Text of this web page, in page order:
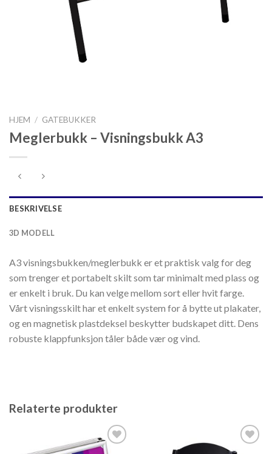
HJEM / GATEBUKKER
Meglerbukk – Visningsbukk A3
BESKRIVELSE
3D MODELL
A3 visningsbukken/meglerbukk er et praktisk valg for deg
som trenger et portabelt skilt som tar minimalt med plass og
er enkelt i bruk. Du kan velge mellom sort eller hvit farge.
Vårt visningsskilt har et enkelt system for å bytte ut plakater,
og en magnetisk plastdeksel beskytter budskapet ditt. Dens
robuste klappfunksjon tåler både vær og vind.
Relaterte produkter